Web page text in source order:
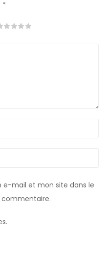
*
e-mail et mon site dans le